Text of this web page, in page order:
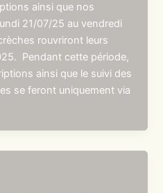
ainsi que nos
21/07/25 au vendredi
rouvriront leurs
Pendant cette période,
ainsi que le suivi des
se feront uniquement via